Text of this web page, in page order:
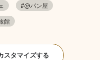
#@パン屋
館
スタマイズする